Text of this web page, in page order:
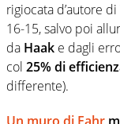
rigiocata d’autore di
16-15, salvo poi
da Haak e dagli
col 25% di
differente).